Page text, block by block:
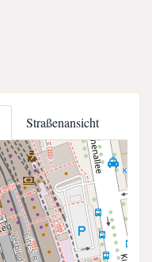
Straßenansicht